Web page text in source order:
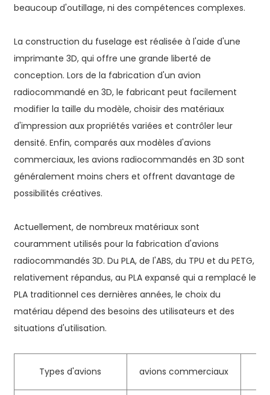
beaucoup d'outillage, ni des compétences complexes.
La construction du fuselage est réalisée à l'aide d'une
imprimante 3D, qui offre une grande liberté de
conception. Lors de la fabrication d'un avion
radiocommandé en 3D, le fabricant peut facilement
modifier la taille du modèle, choisir des matériaux
d'impression aux propriétés variées et contrôler leur
densité. Enfin, comparés aux modèles d'avions
commerciaux, les avions radiocommandés en 3D sont
généralement moins chers et offrent davantage de
possibilités créatives.
Actuellement, de nombreux matériaux sont
couramment utilisés pour la fabrication d'avions
radiocommandés 3D. Du PLA, de l'ABS, du TPU et du PETG,
relativement répandus, au PLA expansé qui a remplacé le
PLA traditionnel ces dernières années, le choix du
matériau dépend des besoins des utilisateurs et des
situations d'utilisation.
Types d'avions avions commerciaux